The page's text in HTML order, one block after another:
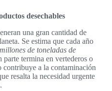
desechables
una gran cantidad de
Se estima que cada año
de toneladas de
parte termina en vertederos o
contribuye a la contaminación
resalta la necesidad urgente